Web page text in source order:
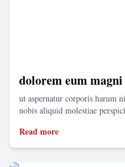
dolorem eum
ut aspernatur corporis harum
nobis aliquid molestiae
Read more